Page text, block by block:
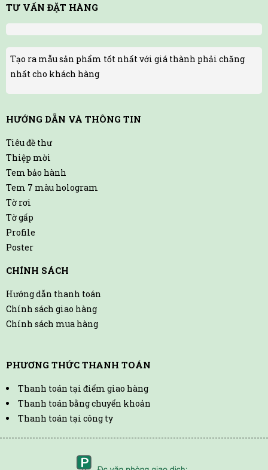
TƯ VẤN ĐẶT HÀNG
Tạo ra mẫu sản phẩm tốt nhất với giá thành phải chăng
nhất cho khách hàng
HƯỚNG DẪN VÀ THÔNG TIN
Tiêu đề thư
Thiệp mời
Tem bảo hành
Tem 7 màu hologram
Tờ rơi
Tờ gấp
Profile
Poster
CHÍNH SÁCH
Hướng dẫn thanh toán
Chính sách giao hàng
Chính sách mua hàng
PHƯƠNG THỨC THANH TOÁN
Thanh toán tại điểm giao hàng
Thanh toán bằng chuyển khoản
Thanh toán tại công ty